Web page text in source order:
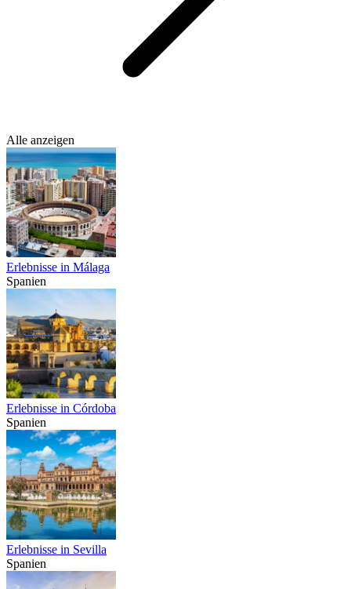
Alle anzeigen
Erlebnisse in Málaga
Spanien
Erlebnisse in Córdoba
Spanien
Erlebnisse in Sevilla
Spanien